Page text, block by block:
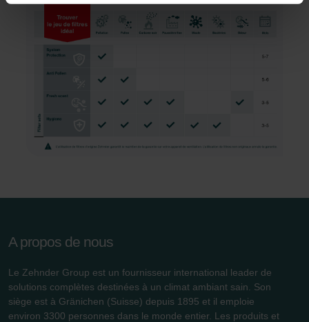
Vous pouvez empêcher à tout moment l’enregistrement
de cookies par nos sites Internet en paramétrant en
durablement tout enregistrement de cookies sur votre
ordinateur. Vous pouvez en outre effacer à tout moment
les cookies déjà enregistrés via un navigateur Web ou
tout autre logiciel correspondant. Cette opération peut
être réalisée à partir de n’importe quel navigateur Web
que les fonctionnalités de notre site Web ne soient plus
Pour plus de détails, nous vous invitons à prendre
Datenschutzerklärung der Zehnder Group
A propos de nous
Le Zehnder Group est un fournisseur international leader de
solutions complètes destinées à un climat ambiant sain. Son
siège est à Gränichen (Suisse) depuis 1895 et il emploie
environ 3300 personnes dans le monde entier. Les produits et